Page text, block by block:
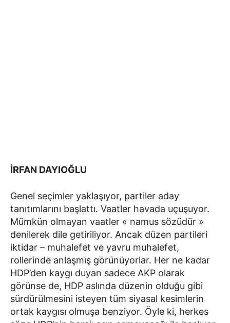
İRFAN DAYIOĞLU
Genel seçimler yaklaşıyor, partiler aday
tanıtımlarını başlattı. Vaatler havada uçuşuyor.
Mümkün olmayan vaatler « namus sözüdür »
denilerek dile getiriliyor. Ancak düzen partileri
iktidar – muhalefet ve yavru muhalefet,
rollerinde anlaşmış görünüyorlar. Her ne kadar
HDP’den kaygı duyan sadece AKP olarak
görünse de, HDP aslında düzenin olduğu gibi
sürdürülmesini isteyen tüm siyasal kesimlerin
ortak kaygısı olmuşa benziyor. Öyle ki, herkes